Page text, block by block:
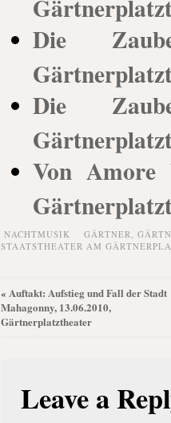
Die
Die
Von Amore
NACHTMUSIK GÄRTNER,
STAATSTHEATER AM
« Auftakt: Aufstieg und Fall der Stadt
Mahagonny, 13.06.2010,
Gärtnerplatztheater
Leave a